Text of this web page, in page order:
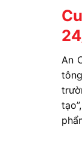
An
tông
tạo”,